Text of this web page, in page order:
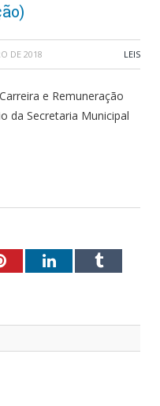
DE 2018 LEIS
e Remuneração
da Secretaria Municipal
PinterestLinkedInTumblr